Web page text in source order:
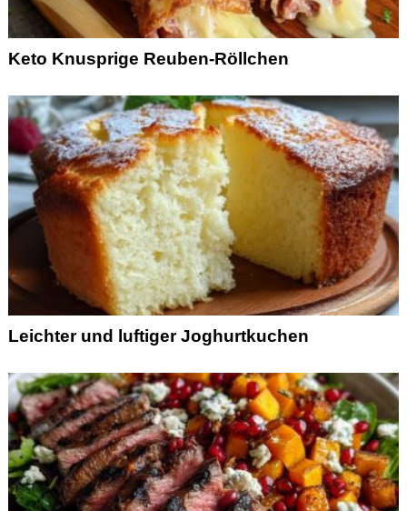
Keto Knusprige Reuben-Röllchen
Leichter und luftiger Joghurtkuchen